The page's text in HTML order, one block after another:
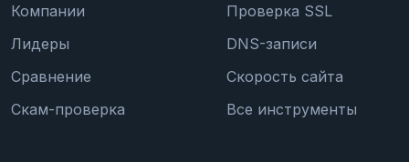
Компании
Лидеры
Сравнение
Скам-проверка
Проверка SSL
DNS-записи
Скорость сайта
Все инструменты